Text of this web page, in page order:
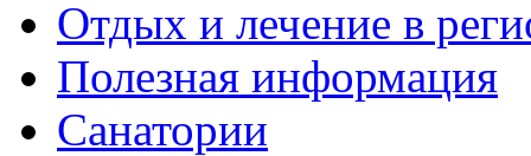
Отдых и лечение в
Полезная информация
Санатории